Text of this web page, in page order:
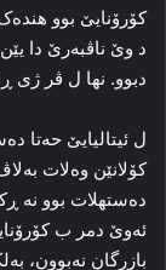
کۆرۆنایێ بوو
د وێ ناڤبه‌رێ دا
دبوو. نها ل ڤر
ل ئیتالیایێ حەتا
کۆلانێن وه‌لات
ده‌ستهلات بوو نه‌
ئه‌وێ دمر ب
بازرگان نه‌بوون،